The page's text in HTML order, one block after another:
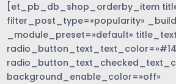
[et_pb_db_shop_orderby_item
filter_post_type=»popularity»
_module_preset=»default»
background_enable_color=»off»